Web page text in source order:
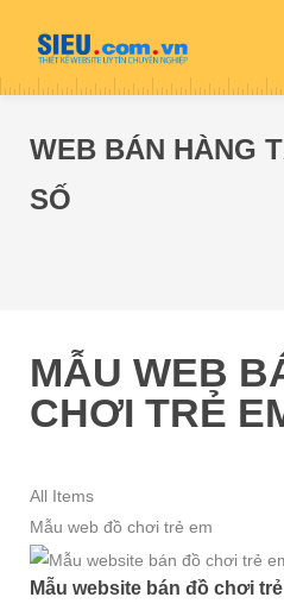
WEB BÁN HÀNG
SỐ
MẪU WEB
CHƠI TRẺ
All Items
Mẫu web đồ chơi trẻ em
Mẫu website bán đồ chơi